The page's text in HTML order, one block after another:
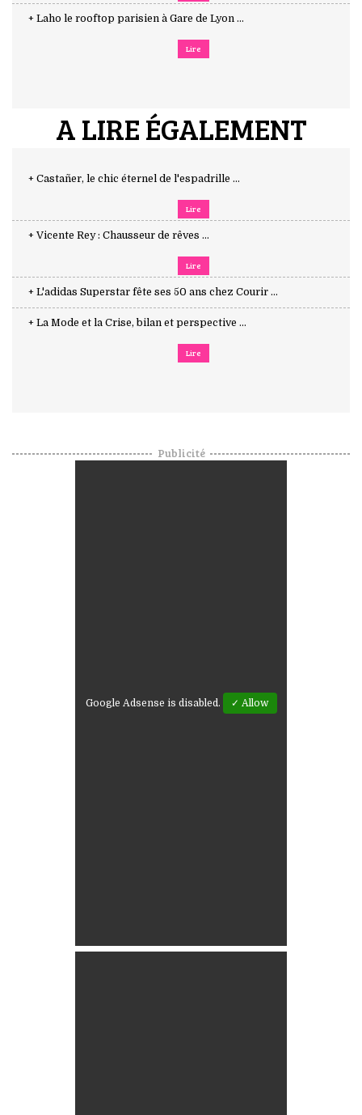
+ Laho le rooftop parisien à Gare de Lyon ...
Lire
A LIRE ÉGALEMENT
+ Castañer, le chic éternel de l'espadrille ...
Lire
+ Vicente Rey : Chausseur de rêves ...
Lire
+ L'adidas Superstar fête ses 50 ans chez Courir ...
+ La Mode et la Crise, bilan et perspective ...
Lire
Publicité
Google Adsense is disabled. ✓ Allow